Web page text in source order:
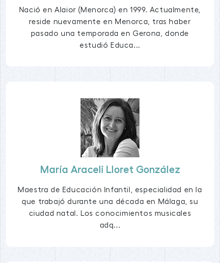
Nació en Alaior (Menorca) en 1999. Actualmente,
reside nuevamente en Menorca, tras haber
pasado una temporada en Gerona, donde
estudió Educa...
María Araceli Lloret González
Maestra de Educación Infantil, especialidad en la
que trabajó durante una década en Málaga, su
ciudad natal. Los conocimientos musicales
adq...